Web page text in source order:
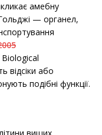
амебну
— органел,
відсіки або
подібні функції.